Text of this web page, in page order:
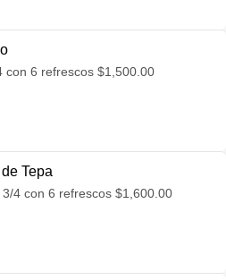
con 6 refrescos $1,500.00
Tepa
3/4 con 6 refrescos $1,600.00